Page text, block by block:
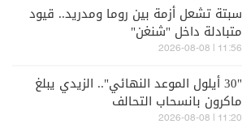
سبتة تشعل أزمة بين روما ومدريد.. قيود
متبادلة داخل "شنغن"
11:56 | 2026-08-08
"30 أيلول الموعد النهائي".. الزيدي يبلغ
ماكرون بانسحاب التحالف
11:20 | 2026-08-08